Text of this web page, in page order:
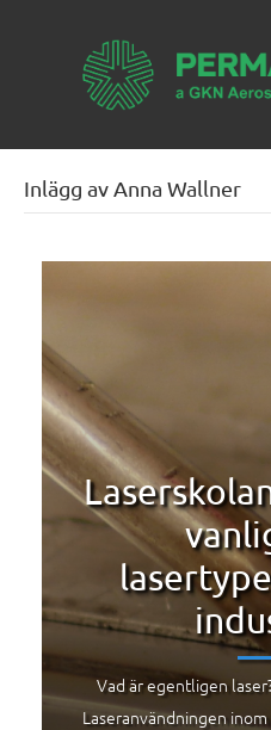
Inlägg av Anna Wallner
Vad är egentligen
Laseranvändningen